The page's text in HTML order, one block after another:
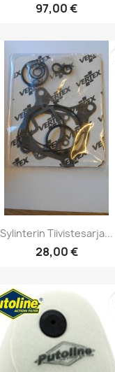
97,00 €
Pikakatselu
Sylinterin Tiivistesarja...
28,00 €